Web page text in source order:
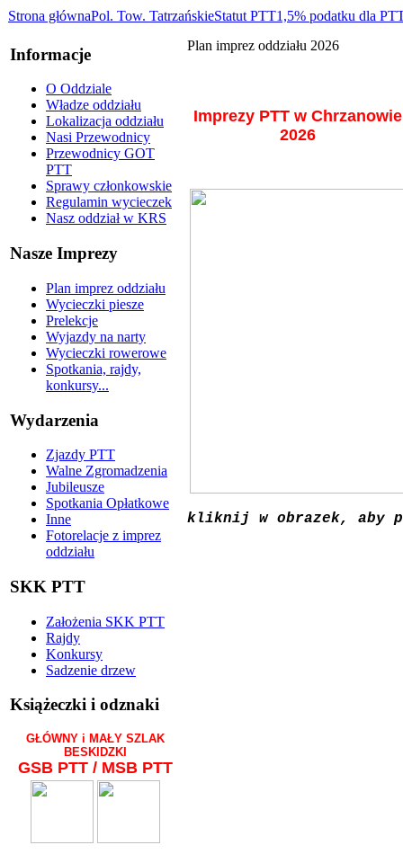
Strona głównaPol. Tow. TatrzańskieStatut PTT1,5% podatku dla
Informacje
O Oddziale
Władze oddziału
Lokalizacja oddziału
Nasi Przewodnicy
Przewodnicy GOT
PTT
Sprawy członkowskie
Regulamin wycieczek
Nasz oddział w KRS
Nasze Imprezy
Plan imprez oddziału
Wycieczki piesze
Prelekcje
Wyjazdy na narty
Wycieczki rowerowe
Spotkania, rajdy,
konkursy...
Wydarzenia
Zjazdy PTT
Walne Zgromadzenia
Jubileusze
Spotkania Opłatkowe
Inne
Fotorelacje z imprez
oddziału
SKK PTT
Założenia SKK PTT
Rajdy
Konkursy
Sadzenie drzew
Książeczki i odznaki
GŁÓWNY i MAŁY SZLAK
BESKIDZKI
GSB PTT / MSB PTT
Plan imprez oddziału 2026
Imprezy PTT w Chrzanowie
2026
kliknij w obrazek, aby